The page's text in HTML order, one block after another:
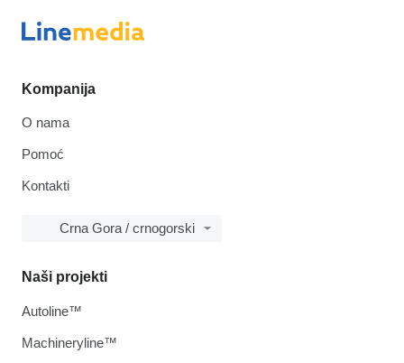
Kompanija
O nama
Pomoć
Kontakti
Crna Gora / crnogorski
Naši projekti
Autoline™
Machineryline™